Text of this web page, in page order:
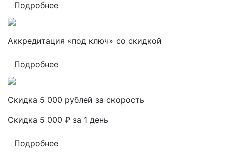
Подробнее
Аккредитация «под ключ» со скидкой
Подробнее
Скидка 5 000 рублей за скорость
Скидка 5 000 ₽ за 1 день
Подробнее